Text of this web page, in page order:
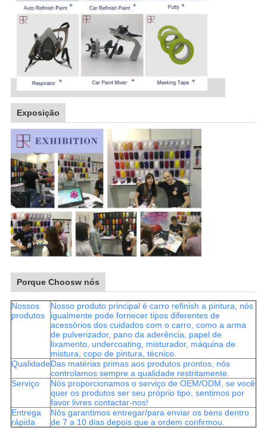
Exposição
Porque Choosw nós
Nossos
produtos
Nosso produto principal é carro refinish a pintura, nós
igualmente pode fornecer tipos diferentes de
acessórios dos cuidados com o carro, como a arma
de pulverizador, pano da aderência, papel de
lixamento, undercoating, misturador, máquina de
mistura, copo de pintura, técnico.
QualidadeDas matérias primas aos produtos prontos, nós
controlamos sempre a qualidade restritamente.
Serviço
Nós proporcionamos o serviço de OEM/ODM, se você
quer os produtos ser seu próprio tipo, sentimos por
favor livres contactar-nos!
Entrega
rápida
Nós garantimos entregar/para enviar os bens dentro
de 7 a 10 dias depois que a ordem confirmou.